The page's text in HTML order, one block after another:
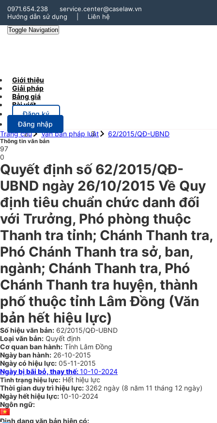
0971.654.238
service.center@caselaw.vn
Hướng dẫn sử dụng
Liên hệ
Toggle Navigation
Giới thiệu
Giải pháp
Bảng giá
Bài viết
Đăng ký
Đăng nhập
Trang chủ
Văn bản pháp luật 62/2015/QĐ-UBND
Thông tin văn bản
97
0
Quyết định số 62/2015/QĐ-
UBND ngày 26/10/2015 Về Quy
định tiêu chuẩn chức danh đối
với Trưởng, Phó phòng thuộc
Thanh tra tỉnh; Chánh Thanh tra,
Phó Chánh Thanh tra sở, ban,
ngành; Chánh Thanh tra, Phó
Chánh Thanh tra huyện, thành
phố thuộc tỉnh Lâm Đồng (Văn
bản hết hiệu lực)
Số hiệu văn bản: 62/2015/QĐ-UBND
Loại văn bản: Quyết định
Cơ quan ban hành: Tỉnh Lâm Đồng
Ngày ban hành: 26-10-2015
Ngày có hiệu lực: 05-11-2015
Ngày bị bãi bỏ, thay thế:10-10-2024
Tình trạng hiệu lực: Hết hiệu lực
Thời gian duy trì hiệu lực: 3262 ngày (8 năm 11 tháng 12 ngày)
Ngày hết hiệu lực: 10-10-2024
Ngôn ngữ:
Định dạng văn bản hiện có: